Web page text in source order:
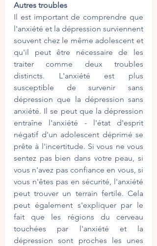
Autres troubles
Il est important de comprendre que
l'anxiété et la dépression surviennent
souvent chez le même adolescent et
qu'il peut être nécessaire de les
traiter comme deux troubles
distincts. L'anxiété est plus
susceptible de survenir sans
dépression que la dépression sans
anxiété. Il se peut que la dépression
entraîne l'anxiété - l'état d'esprit
négatif d'un adolescent déprimé se
prête à l'incertitude. Si vous ne vous
sentez pas bien dans votre peau, si
vous n'avez pas confiance en vous, si
vous n'êtes pas en sécurité, l'anxiété
peut trouver un terrain fertile. Cela
peut également s'expliquer par le
fait que les régions du cerveau
touchées par l'anxiété et la
dépression sont proches les unes